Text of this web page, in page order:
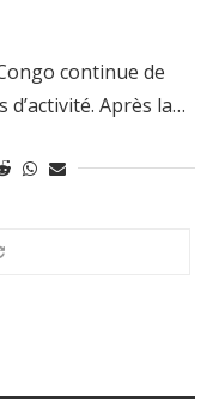
continue de
Après la…